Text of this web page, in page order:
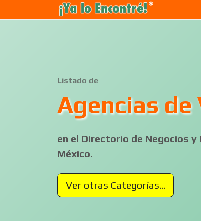
Listado de
Agencias de
en el Directorio de Negocios
México.
Ver otras Categorías...